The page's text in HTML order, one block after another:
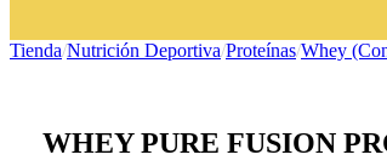
Tienda/Nutrición Deportiva/Proteínas/Whey
WHEY PURE FUSION